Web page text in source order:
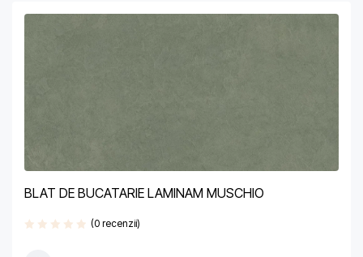
BLAT DE BUCATARIE LAMINAM MUSCHIO
(0 recenzii)